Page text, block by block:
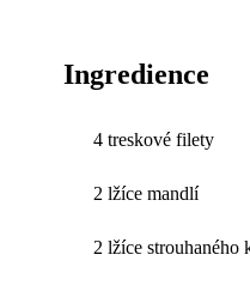
Ingredience
4 treskové filety
2 lžíce mandlí
2 lžíce strouhaného